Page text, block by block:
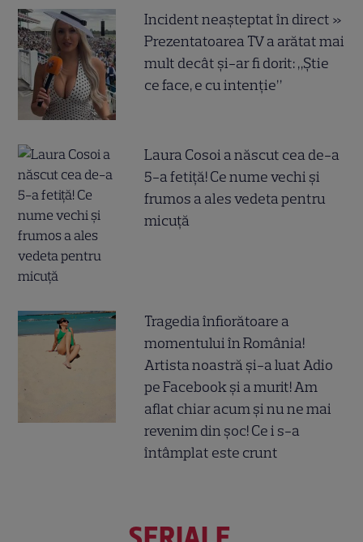
Incident neașteptat în direct »
Prezentatoarea TV a arătat mai
mult decât și-ar fi dorit: „Știe
ce face, e cu intenție”
Laura Cosoi a născut cea de-a
5-a fetiță! Ce nume vechi și
frumos a ales vedeta pentru
micuță
Tragedia înfiorătoare a
momentului în România!
Artista noastră și-a luat Adio
pe Facebook și a murit! Am
aflat chiar acum și nu ne mai
revenim din șoc! Ce i s-a
întâmplat este crunt